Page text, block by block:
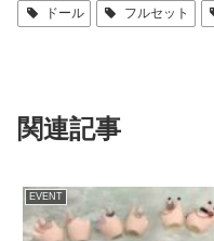
ドール
フルセット
関連記事
EVENT